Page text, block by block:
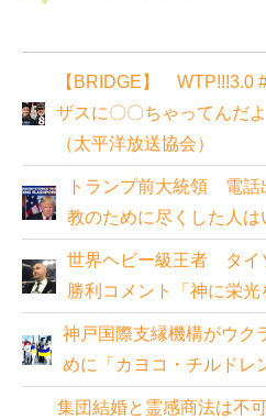
【BRIDGE】 WTP!!!3.0
ザスに〇〇ちゃってんだ
（太平洋放送協会）
トランプ前大統領 電話
教のために尽くした人は
世界ヘビー級王者 タイ
勝利コメント「神に栄光
神戸国際支縁機構がウ
めに「カヨコ・チルドレ
集団結婚と霊感商法は不